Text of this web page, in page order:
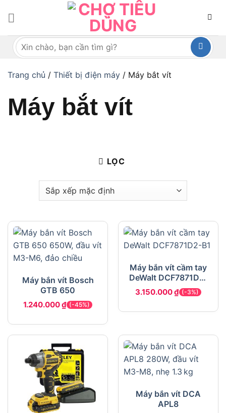
dungTìm
kiếm:
Trang chủ / Thiết bị điện máy / Máy bắt vít
Máy bắt vít
LỌC
Máy bắn vít Bosch
GTB 650
1.240.000₫ (-45%)
Máy bắn vít cầm tay
DeWalt DCF7871D2-
B1
3.150.000₫ (-3%)
Máy bắn vít DCA
APL8